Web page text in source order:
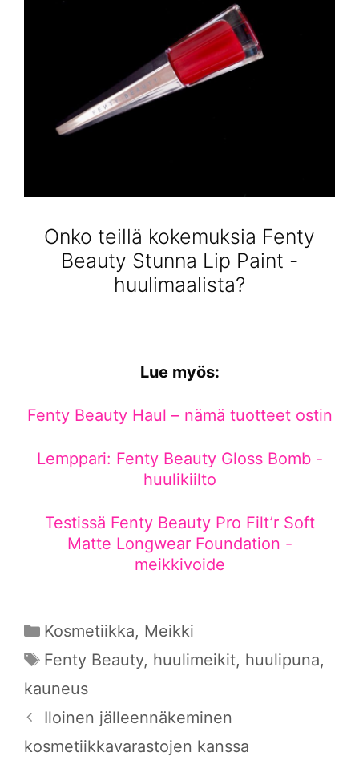
Onko teillä kokemuksia Fenty
Beauty Stunna Lip Paint -
huulimaalista?
Lue myös:
Fenty Beauty Haul – nämä tuotteet ostin
Lemppari: Fenty Beauty Gloss Bomb -
huulikiilto
Testissä Fenty Beauty Pro Filt’r Soft
Matte Longwear Foundation -
meikkivoide
Kategoriat
Kosmetiikka, Meikki
Avainsanat
Fenty Beauty, huulimeikit, huulipuna,
kauneus
Iloinen jälleennäkeminen
kosmetiikkavarastojen kanssa